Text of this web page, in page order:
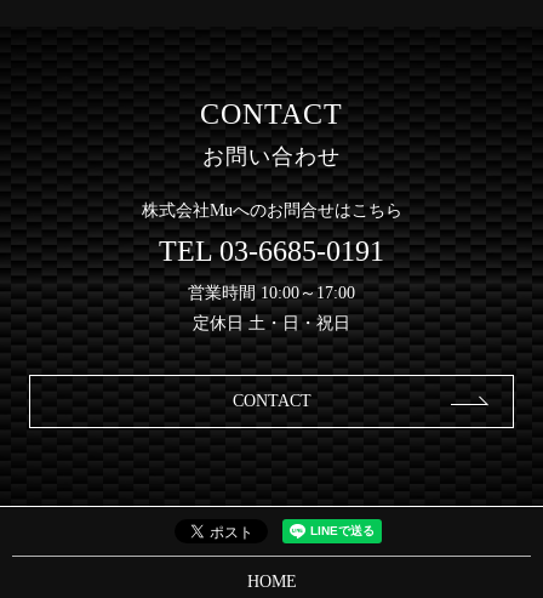
CONTACT
お問い合わせ
株式会社Muへのお問合せはこちら
TEL03-6685-0191
営業時間 10:00～17:00
定休日 土・日・祝日
CONTACT
HOME